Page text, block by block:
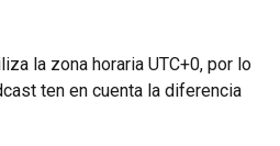
la zona horaria UTC+0, por lo
ten en cuenta la diferencia